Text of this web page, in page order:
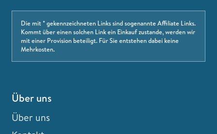
Die mit * gekennzeichneten Links sind sogenannte Affiliate Links.
Kommt über einen solchen Link ein Einkauf zustande, werden wir
mit einer Provision beteiligt. Für Sie entstehen dabei keine
Mehrkosten.
Über uns
Über uns